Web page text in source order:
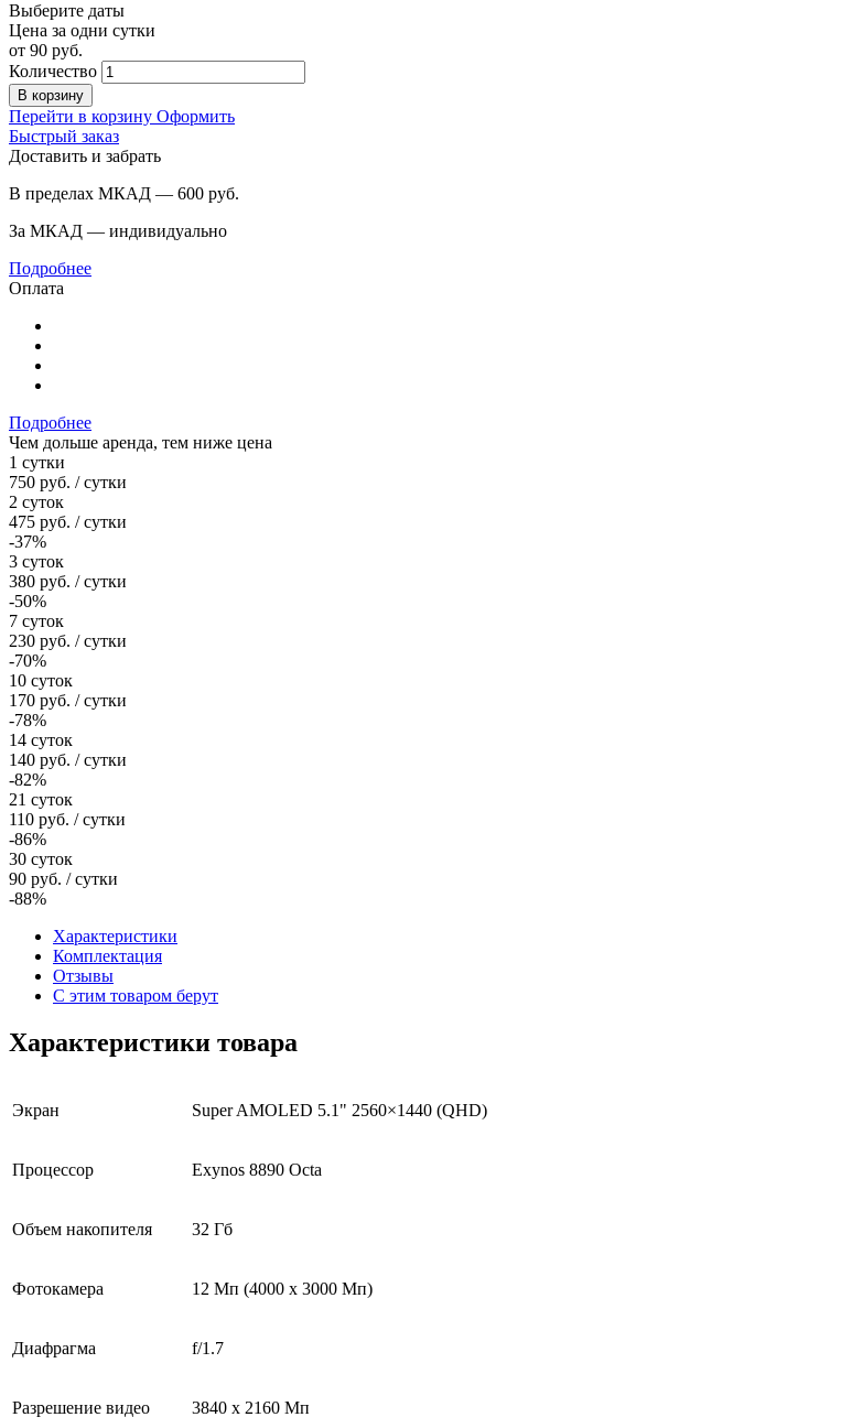
Выберите даты
Цена за одни сутки
от 90 руб.
Количество
В корзину
Перейти в корзину Оформить
Быстрый заказ
Доставить и забрать
В пределах МКАД — 600 руб.
За МКАД — индивидуально
Подробнее
Оплата
Подробнее
Чем дольше аренда, тем ниже цена
1 сутки
750 руб. / сутки
2 суток
475 руб. / сутки
-37%
3 суток
380 руб. / сутки
-50%
7 суток
230 руб. / сутки
-70%
10 суток
170 руб. / сутки
-78%
14 суток
140 руб. / сутки
-82%
21 суток
110 руб. / сутки
-86%
30 суток
90 руб. / сутки
-88%
Характеристики
Комплектация
Отзывы
С этим товаром берут
Характеристики товара
Экран Super AMOLED 5.1" 2560×1440 (QHD)
Процессор Exynos 8890 Octa
Объем накопителя 32 Гб
Фотокамера 12 Мп (4000 x 3000 Мп)
Диафрагма f/1.7
Разрешение видео 3840 x 2160 Мп